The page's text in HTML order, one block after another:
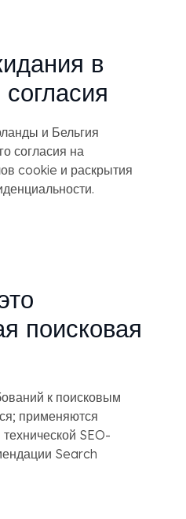
в
и Бельгия
согласия на
cookie и раскрытия
поисковая
к поисковым
применяются
SEO-
Search